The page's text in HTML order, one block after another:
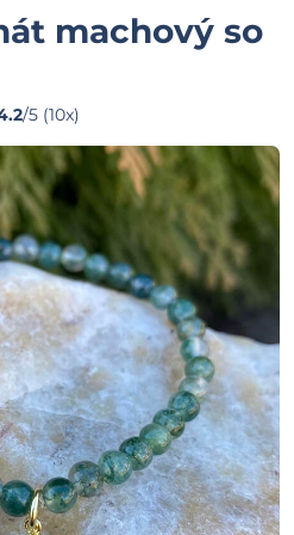
machový so
/5 (10x)